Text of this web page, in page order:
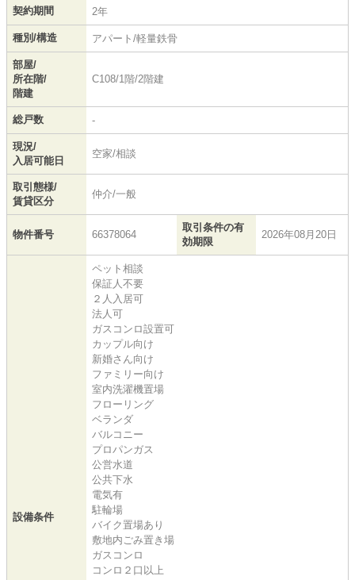
契約期間 2年
種別/構造 アパート/軽量鉄骨
部屋/
所在階/
階建
C108/1階/2階建
総戸数 -
現況/
入居可能日
空家/相談
取引態様/
賃貸区分
仲介/一般
物件番号 66378064
取引条件の有
効期限
2026年08月20日
設備条件
ペット相談
保証人不要
２人入居可
法人可
ガスコンロ設置可
カップル向け
新婚さん向け
ファミリー向け
室内洗濯機置場
フローリング
ベランダ
バルコニー
プロパンガス
公営水道
公共下水
電気有
駐輪場
バイク置場あり
敷地内ごみ置き場
ガスコンロ
コンロ２口以上